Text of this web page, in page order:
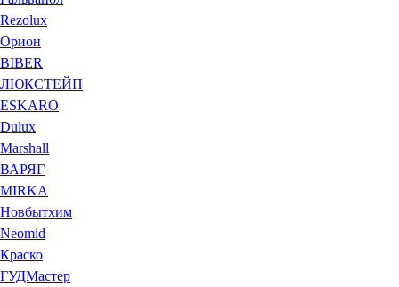
Rezolux
Орион
BIBER
ЛЮКСТЕЙП
ESKARO
Dulux
Marshall
ВАРЯГ
MIRKA
Новбытхим
Neomid
Краско
ГУДМастер